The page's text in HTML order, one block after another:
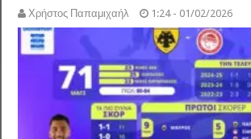
Χρήστος Παπαμιχαήλ 1:24 - 01/02/2026